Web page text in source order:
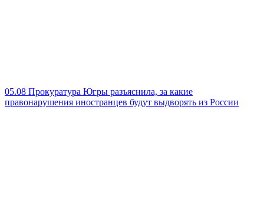
05.08 Прокуратура Югры разъяснила, за какие
правонарушения иностранцев будут выдворять из России